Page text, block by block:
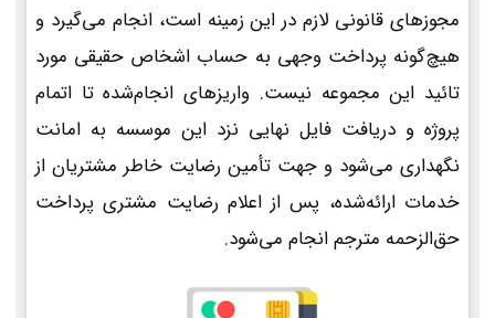
مجوزهای قانونی لازم در این زمینه است، انجام می‌گیرد و
هیچ‌گونه پرداخت وجهی به حساب اشخاص حقیقی مورد
تائید این مجموعه نیست. واریزهای انجام‌شده تا اتمام
پروژه و دریافت فایل نهایی نزد این موسسه به امانت
نگهداری می‌شود و جهت تأمین رضایت خاطر مشتریان از
خدمات ارائه‌شده، پس از اعلام رضایت مشتری پرداخت
حق‌الزحمه مترجم انجام می‌شود.